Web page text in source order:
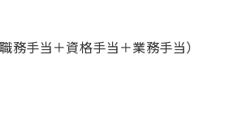
務手当＋資格手当＋業務手当）